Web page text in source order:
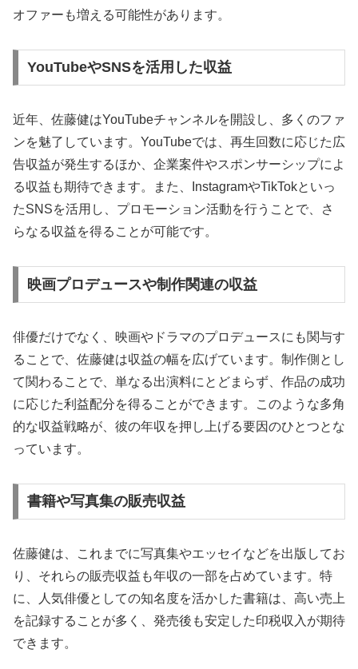
オファーも増える可能性があります。
YouTubeやSNSを活用した収益
近年、佐藤健はYouTubeチャンネルを開設し、多くのファ
ンを魅了しています。YouTubeでは、再生回数に応じた広
告収益が発生するほか、企業案件やスポンサーシップによ
る収益も期待できます。また、InstagramやTikTokといっ
たSNSを活用し、プロモーション活動を行うことで、さ
らなる収益を得ることが可能です。
映画プロデュースや制作関連の収益
俳優だけでなく、映画やドラマのプロデュースにも関与す
ることで、佐藤健は収益の幅を広げています。制作側とし
て関わることで、単なる出演料にとどまらず、作品の成功
に応じた利益配分を得ることができます。このような多角
的な収益戦略が、彼の年収を押し上げる要因のひとつとな
っています。
書籍や写真集の販売収益
佐藤健は、これまでに写真集やエッセイなどを出版してお
り、それらの販売収益も年収の一部を占めています。特
に、人気俳優としての知名度を活かした書籍は、高い売上
を記録することが多く、発売後も安定した印税収入が期待
できます。